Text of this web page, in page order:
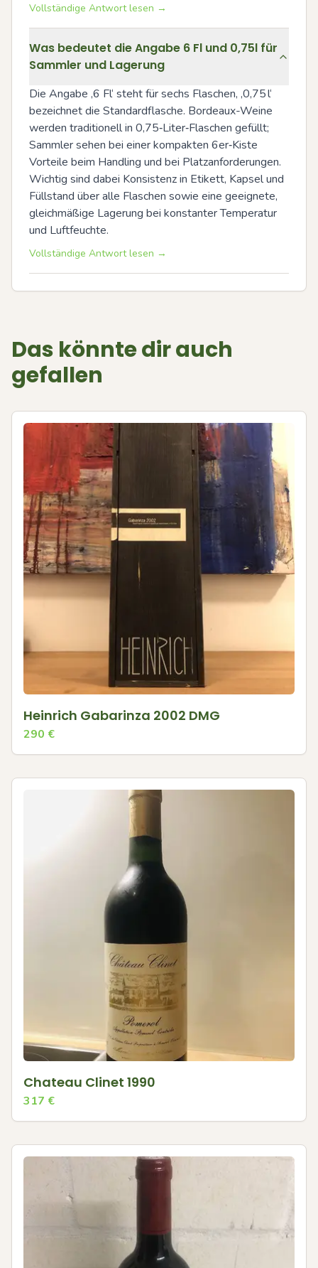
Vollständige Antwort lesen →
Was bedeutet die Angabe 6 Fl und 0,75l für
Sammler und Lagerung
Die Angabe ‚6 Fl‘ steht für sechs Flaschen, ‚0,75 l‘
bezeichnet die Standardflasche. Bordeaux-Weine
werden traditionell in 0,75‑Liter‑Flaschen gefüllt;
Sammler sehen bei einer kompakten 6er‑Kiste
Vorteile beim Handling und bei Platzanforderungen.
Wichtig sind dabei Konsistenz in Etikett, Kapsel und
Füllstand über alle Flaschen sowie eine geeignete,
gleichmäßige Lagerung bei konstanter Temperatur
und Luftfeuchte.
Vollständige Antwort lesen →
Das könnte dir auch
gefallen
Heinrich Gabarinza 2002 DMG
290 €
Chateau Clinet 1990
317 €